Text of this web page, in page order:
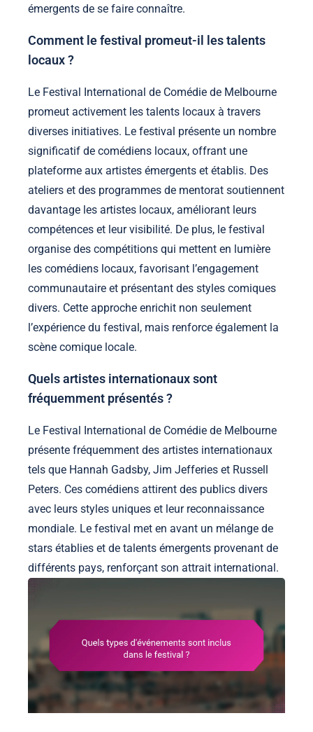
émergents de se faire connaître.
Comment le festival promeut-il les talents
locaux ?
Le Festival International de Comédie de Melbourne
promeut activement les talents locaux à travers
diverses initiatives. Le festival présente un nombre
significatif de comédiens locaux, offrant une
plateforme aux artistes émergents et établis. Des
ateliers et des programmes de mentorat soutiennent
davantage les artistes locaux, améliorant leurs
compétences et leur visibilité. De plus, le festival
organise des compétitions qui mettent en lumière
les comédiens locaux, favorisant l’engagement
communautaire et présentant des styles comiques
divers. Cette approche enrichit non seulement
l’expérience du festival, mais renforce également la
scène comique locale.
Quels artistes internationaux sont
fréquemment présentés ?
Le Festival International de Comédie de Melbourne
présente fréquemment des artistes internationaux
tels que Hannah Gadsby, Jim Jefferies et Russell
Peters. Ces comédiens attirent des publics divers
avec leurs styles uniques et leur reconnaissance
mondiale. Le festival met en avant un mélange de
stars établies et de talents émergents provenant de
différents pays, renforçant son attrait international.